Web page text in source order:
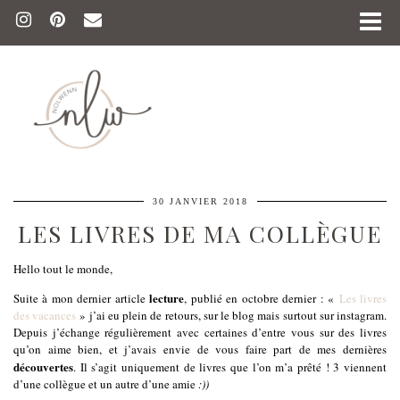
30 JANVIER 2018
LES LIVRES DE MA COLLÈGUE
Hello tout le monde,
Suite à mon dernier articlelecture, publié en octobre dernier : « Les livres
des vacances » j’ai eu plein de retours, sur le blog mais surtout sur instagram.
Depuis j’échange régulièrement avec certaines d’entre vous sur des livres
qu’on aime bien, et j’avais envie de vous faire part de mes dernières
découvertes. Il s’agit uniquement de livres que l’on m’a prêté ! 3 viennent
d’une collègue et un autre d’une amie :))